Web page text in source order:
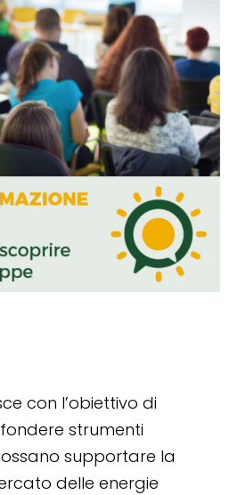
con l’obiettivo di
strumenti
supportare la
delle energie